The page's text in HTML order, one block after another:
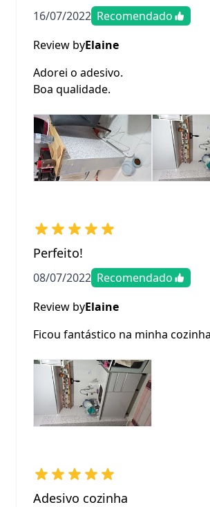
16/07/2022 Recomendado
Review byElaine
Adorei o adesivo.
Boa qualidade.
Perfeito!
08/07/2022 Recomendado
Review byElaine
Ficou fantástico na minha
Adesivo cozinha